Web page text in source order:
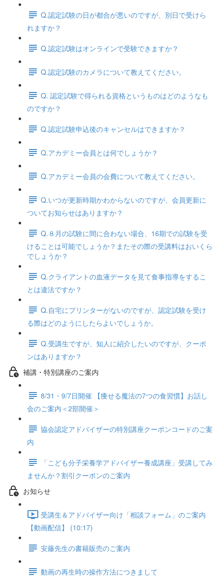
Q.認定試験の日が都合が悪いのですが、別日で受けら
れますか？
Q.認定試験はオンラインで受験できますか？
Q.認定試験のカメラについて教えてください。
Q. 認定試験で得られる資格というものはどのようなも
のですか？
Q.認定試験申込後のキャンセルはできますか？
Q.アカデミー会員とは何でしょうか？
Q.アカデミー会員の会費について教えてください。
Q.いつが更新時期かわからないのですが、会員更新に
ついてお知らせはありますか？
Q.８月の試験に間に合わない場合、16期での試験を受
けることは可能でしょうか？またその際の受講料はおいくら
でしょうか？
Q.クライアントの血液データを見て食事指導をするこ
とは違法ですか？
Q.自宅にプリンターがないのですが、認定試験を受け
る際はどのようにしたらよいでしょうか。
Q.受講生ですが、知人に紹介したいのですが、クーポ
ンはありますか？
補講・特別講座のご案内
8/31・9/7日開催 【痩せる魔法の7つの食習慣】お話し
会のご案内＜2部開催＞
協会認定アドバイザーの特別講座クーポンコードのご案
内
「こども分子栄養学アドバイザー養成講座」受講してみ
ませんか？割引クーポンのご案内
お知らせ
受講生＆アドバイザー向け「相談フォーム」のご案内
【動画配信】 (10:17)
安藤先生の書籍販売のご案内
動画の再生時の操作方法につきまして